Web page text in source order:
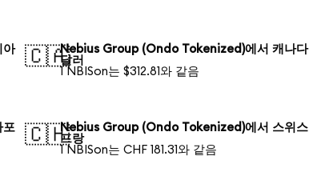
아
🇨🇦Nebius Group (Ondo Tokenized)에서 캐나다
달러
1 NBISon는 $312.81와 같음
🇨🇭Nebius Group (Ondo Tokenized)에서 스위스
프랑
1 NBISon는 CHF 181.31와 같음